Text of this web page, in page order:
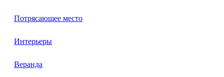
Потрясающее место
Интерьеры
Веранда